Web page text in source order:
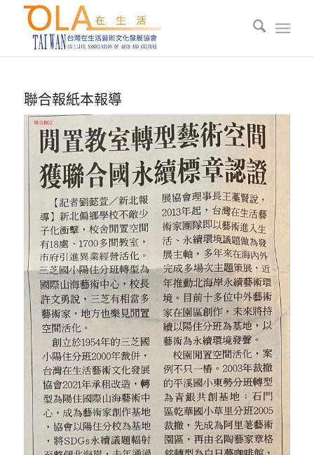
聯合報紙本報導